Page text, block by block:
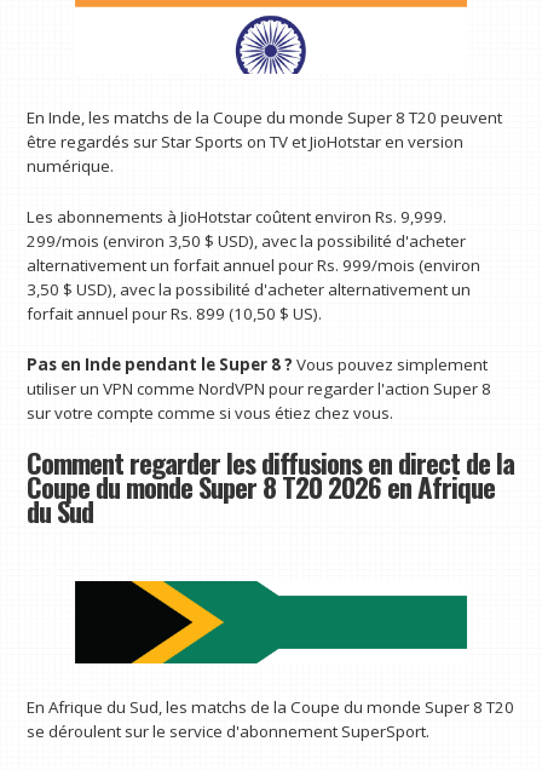
En Inde, les matchs de la Coupe du monde Super 8 T20 peuvent
être regardés sur Star Sports on TV et JioHotstar en version
numérique.
Les abonnements à JioHotstar coûtent environ Rs. 9,999.
299/mois (environ 3,50 $ USD), avec la possibilité d'acheter
alternativement un forfait annuel pour Rs. 999/mois (environ
3,50 $ USD), avec la possibilité d'acheter alternativement un
forfait annuel pour Rs. 899 (10,50 $ US).
Pas en Inde pendant le Super 8 ? Vous pouvez simplement
utiliser un VPN comme NordVPN pour regarder l'action Super 8
sur votre compte comme si vous étiez chez vous.
Comment regarder les diffusions en direct de la
Coupe du monde Super 8 T20 2026 en Afrique
du Sud
En Afrique du Sud, les matchs de la Coupe du monde Super 8 T20
se déroulent sur le service d'abonnement SuperSport.